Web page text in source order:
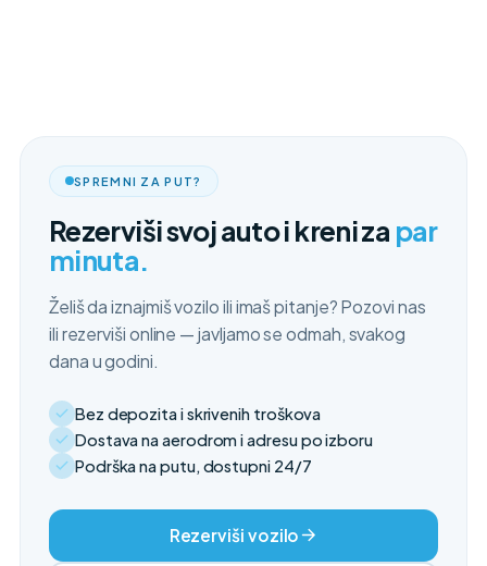
SPREMNI ZA PUT?
Rezerviši svoj auto i kreni za par
minuta.
Želiš da iznajmiš vozilo ili imaš pitanje? Pozovi nas
ili rezerviši online — javljamo se odmah, svakog
dana u godini.
Bez depozita i skrivenih troškova
Dostava na aerodrom i adresu po izboru
Podrška na putu, dostupni 24/7
Rezerviši vozilo